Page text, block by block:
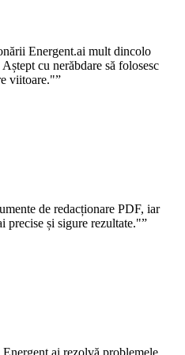
Energent.ai mult dincolo
cu nerăbdare să folosesc
viitoare."”
de redacționare PDF, iar
precise și sigure rezultate."”